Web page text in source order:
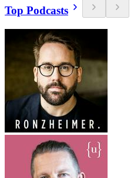
Top Podcasts